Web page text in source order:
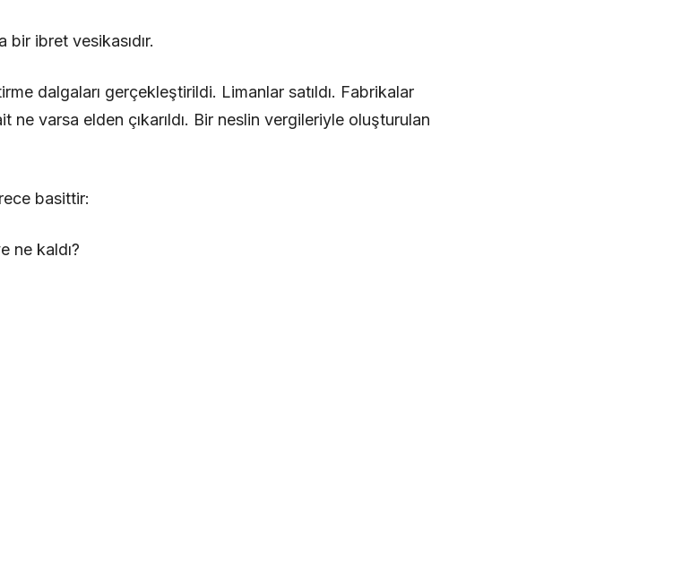
bir ibret vesikasıdır.
dalgaları gerçekleştirildi. Limanlar satıldı. Fabrikalar
ne varsa elden çıkarıldı. Bir neslin vergileriyle oluşturulan
basittir:
ne kaldı?